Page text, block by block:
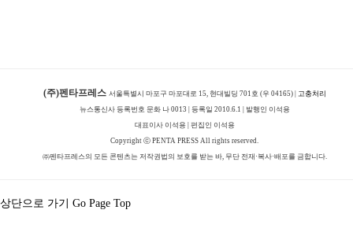
(주)펜타프레스 서울특별시 마포구 마포대로 15, 현대빌딩 701호 (우 04165) |
고충처리
뉴스통신사 등록번호 문화 나 0013 | 등록일 2010.6.1 | 발행인 이석용
대표이사 이석용 | 편집인 이석용
Copyright ⓒ PENTA PRESS All rights reserved.
㈜펜타프레스의 모든 콘텐츠는 저작권법의 보호를 받는 바, 무단 전재·복사·배포를 금합니다.
상단으로 가기 Go Page Top